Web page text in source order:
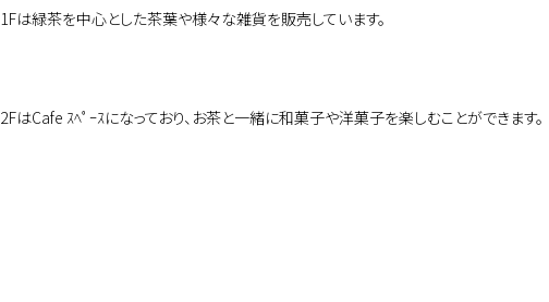
1Fは緑茶を中心とした茶葉や様々な雑貨を販売しています。
2FはCafe ｽﾍﾟｰｽになっており、お茶と一緒に和菓子や洋菓子を楽しむことができます。